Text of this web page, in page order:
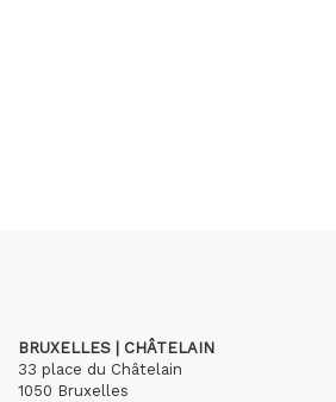
BRUXELLES | CHÂTELAIN
33 place du Châtelain
1050 Bruxelles